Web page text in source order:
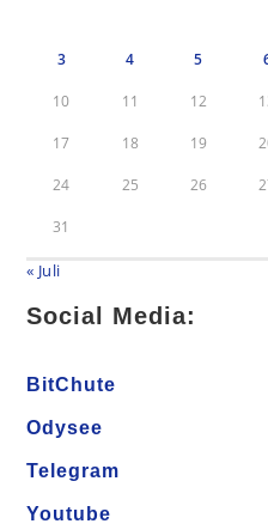
3 4 5
10 11 12
17 18 19
24 25 26
31
« Juli
Social Media:
BitChute
Odysee
Telegram
Youtube